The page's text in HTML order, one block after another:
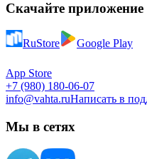
Скачайте приложение
RuStore Google Play
App Store
+7 (980) 180-06-07
info@vahta.ruНаписать в
Мы в сетях